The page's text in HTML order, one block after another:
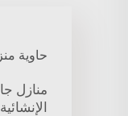
حاوية
منازل